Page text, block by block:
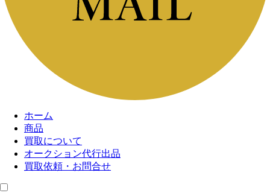
ホーム
商品
買取について
オークション代行出品
買取依頼・お問合せ